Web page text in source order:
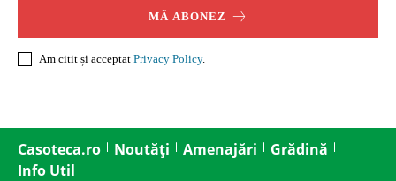
MĂ ABONEZ
Am citit și acceptat Privacy Policy.
Casoteca.ro Noutăți Amenajări
Grădină
Info Util